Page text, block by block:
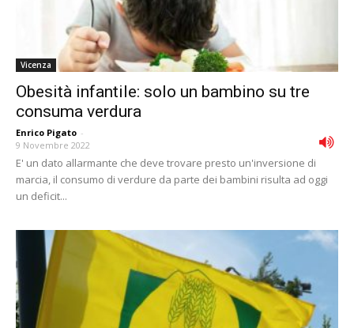
Vicenza
Obesità infantile: solo un bambino su tre
consuma verdura
Enrico Pigato -
9 Novembre 2022
E' un dato allarmante che deve trovare presto un'inversione di
marcia, il consumo di verdure da parte dei bambini risulta ad oggi
un deficit...